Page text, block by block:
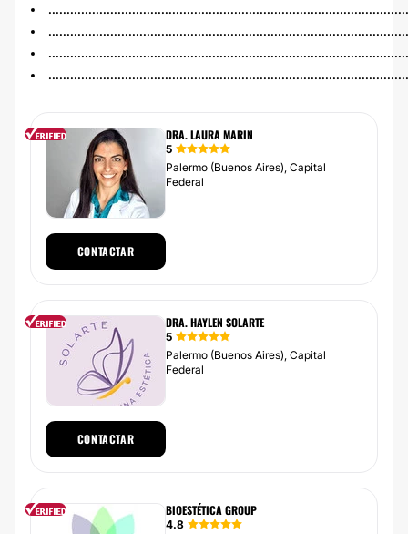
DRA. LAURA MARIN
5
Palermo (Buenos Aires), Capital
Federal
CONTACTAR
DRA. HAYLEN SOLARTE
5
Palermo (Buenos Aires), Capital
Federal
CONTACTAR
BIOESTÉTICA GROUP
4.8